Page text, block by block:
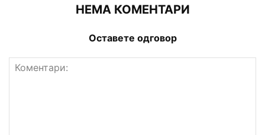
НЕМА КОМЕНТАРИ
Оставете одговор